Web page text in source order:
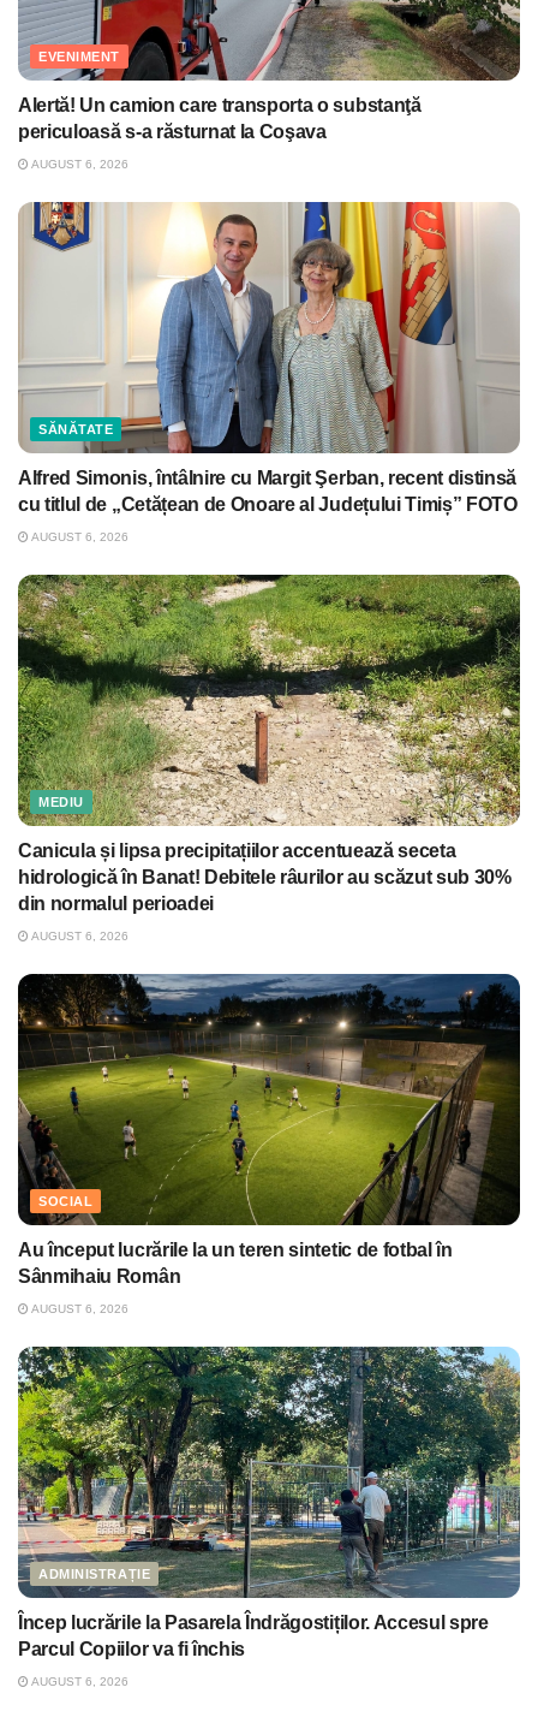
EVENIMENT
Alertă! Un camion care transporta o substanţă
periculoasă s-a răsturnat la Coşava
AUGUST 6, 2026
SĂNĂTATE
Alfred Simonis, întâlnire cu Margit Şerban, recent distinsă
cu titlul de „Cetățean de Onoare al Județului Timiș” FOTO
AUGUST 6, 2026
MEDIU
Canicula și lipsa precipitațiilor accentuează seceta
hidrologică în Banat! Debitele râurilor au scăzut sub 30%
din normalul perioadei
AUGUST 6, 2026
SOCIAL
Au început lucrările la un teren sintetic de fotbal în
Sânmihaiu Român
AUGUST 6, 2026
ADMINISTRAȚIE
Încep lucrările la Pasarela Îndrăgostiților. Accesul spre
Parcul Copiilor va fi închis
AUGUST 6, 2026